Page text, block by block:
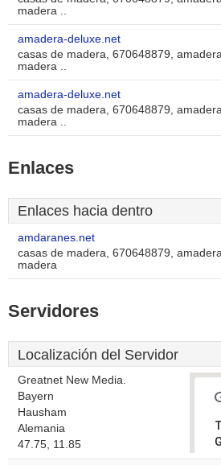
madera ..
amadera-deluxe.net
casas de madera, 670648879,
madera ..
amadera-deluxe.net
casas de madera, 670648879,
madera ..
Enlaces
Enlaces hacia dentro
amdaranes.net
casas de madera, 670648879,
madera
Servidores
Localización del Servidor
Greatnet New Media.
Bayern
Hausham
Alemania
47.75, 11.85